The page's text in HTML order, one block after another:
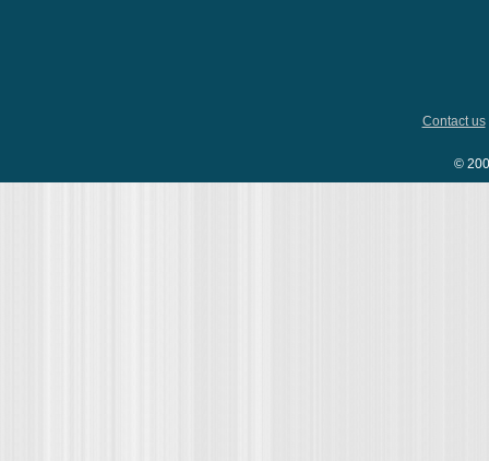
Contact us
©